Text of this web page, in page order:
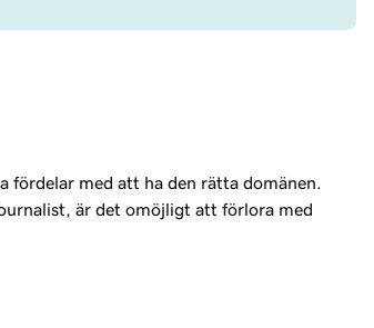
fördelar med att ha den rätta domänen.
är det omöjligt att förlora med